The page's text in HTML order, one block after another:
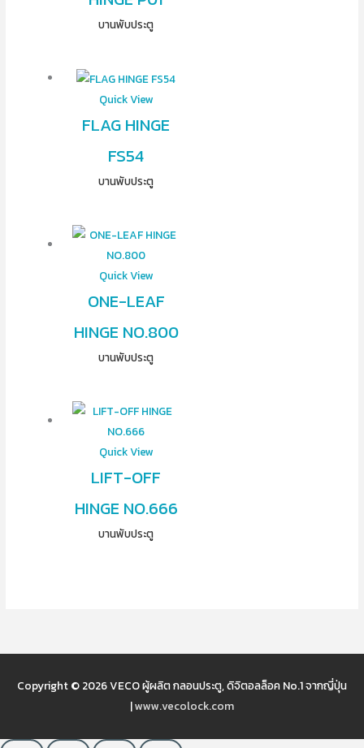
บานพับประตู
Quick View
FLAG HINGE
FS54
บานพับประตู
Quick View
ONE-LEAF
HINGE NO.800
บานพับประตู
Quick View
LIFT-OFF
HINGE NO.666
บานพับประตู
Copyright © 2026VECO ผู้ผลิต กลอนประตู, ดิจิตอลล็อค No.1 จากญี่ปุ่น
|www.vecolock.com